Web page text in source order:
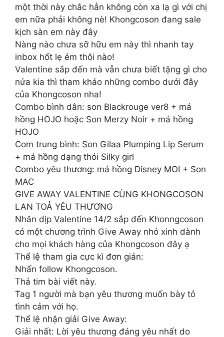
một thời này chắc hẳn không còn xa lạ gì với chị
em nữa phải không nè! Khongcoson đang sale
kịch sàn em này đây
Nàng nào chưa sỡ hữu em này thì nhanh tay
inbox hốt lẹ ẻm thôi nào!
Valentine sắp đến mà vẫn chưa biết tặng gì cho
nửa kia thì tham khảo những combo dưới đây
của Khongcoson nha!
Combo bình dân: son Blackrouge ver8 + má
hồng HOJO hoặc Son Merzy Noir + má hồng
HOJO
Com trung bình: Son Gilaa Plumping Lip Serum
+ má hồng dạng thỏi Silky girl
Combo yêu thương: má hồng Disney MOI + Son
MAC
GIVE AWAY VALENTINE CÙNG KHONGCOSON
LAN TOẢ YÊU THƯƠNG
Nhân dịp Valentine 14/2 sắp đến Khonngcoson
có một chương trình Give Away nhỏ xinh dành
cho mọi khách hàng của Khongcoson đây ạ
Thể lệ tham gia cực kì đơn giản:
Nhấn follow Khongcoson.
Thả tim bài viết này.
Tag 1 người mà bạn yêu thương muốn bày tỏ
tình cảm với họ.
Thể lệ nhận giải Give Away:
Giải nhất: Lời yêu thương đáng yêu nhất do